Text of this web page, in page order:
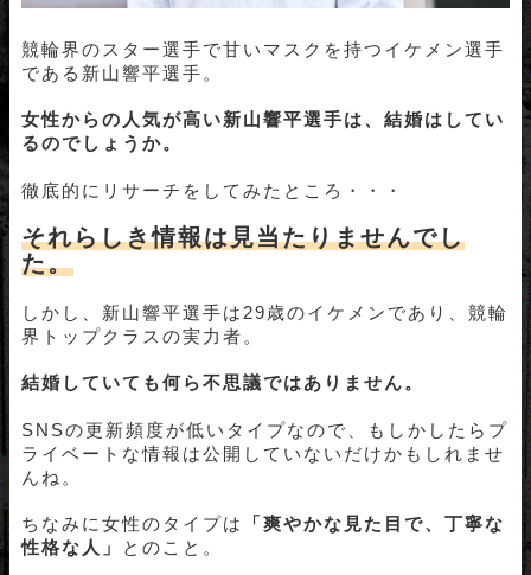
競輪界のスター選手で甘いマスクを持つイケメン選手
である新山響平選手。
女性からの人気が高い新山響平選手は、結婚はしてい
るのでしょうか。
徹底的にリサーチをしてみたところ・・・
それらしき情報は見当たりませんでし
た。
しかし、新山響平選手は29歳のイケメンであり、競輪
界トップクラスの実力者。
結婚していても何ら不思議ではありません。
SNSの更新頻度が低いタイプなので、もしかしたらプ
ライベートな情報は公開していないだけかもしれませ
んね。
ちなみに女性のタイプは
「爽やかな見た目で、丁寧な
性格な人」
とのこと。